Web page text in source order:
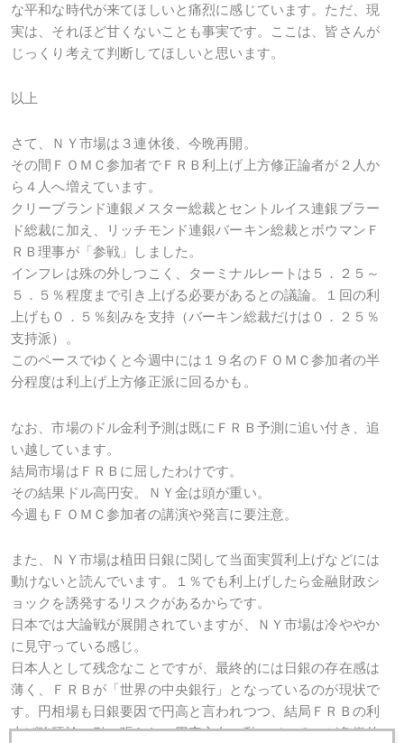
な平和な時代が来てほしいと痛烈に感じています。ただ、現
実は、それほど甘くないことも事実です。ここは、皆さんが
じっくり考えて判断してほしいと思います。
以上
さて、ＮＹ市場は３連休後、今晩再開。
その間ＦＯＭＣ参加者でＦＲＢ利上げ上方修正論者が２人か
ら４人へ増えています。
クリーブランド連銀メスター総裁とセントルイス連銀ブラー
ド総裁に加え、リッチモンド連銀バーキン総裁とボウマンＦ
ＲＢ理事が「参戦」しました。
インフレは殊の外しつこく、ターミナルレートは５．２５～
５．５％程度まで引き上げる必要があるとの議論。１回の利
上げも０．５％刻みを支持（バーキン総裁だけは０．２５％
支持派）。
このペースでゆくと今週中には１９名のＦＯＭＣ参加者の半
分程度は利上げ上方修正派に回るかも。
なお、市場のドル金利予測は既にＦＲＢ予測に追い付き、追
い越しています。
結局市場はＦＲＢに屈したわけです。
その結果ドル高円安。ＮＹ金は頭が重い。
今週もＦＯＭＣ参加者の講演や発言に要注意。
また、ＮＹ市場は植田日銀に関して当面実質利上げなどには
動けないと読んでいます。１％でも利上げしたら金融財政シ
ョックを誘発するリスクがあるからです。
日本では大論戦が展開されていますが、ＮＹ市場は冷ややか
に見守っている感じ。
日本人として残念なことですが、最終的には日銀の存在感は
薄く、ＦＲＢが「世界の中央銀行」となっているのが現状で
す。円相場も日銀要因で円高と言われつつ、結局ＦＲＢの利
上げ強硬論に引っ張られ、円安方向に動いているのが象徴的